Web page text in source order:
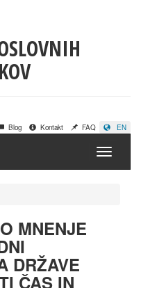
Blog Kontakt FAQ EN
Domov
MNENJE
DRŽAVE
ČAS IN